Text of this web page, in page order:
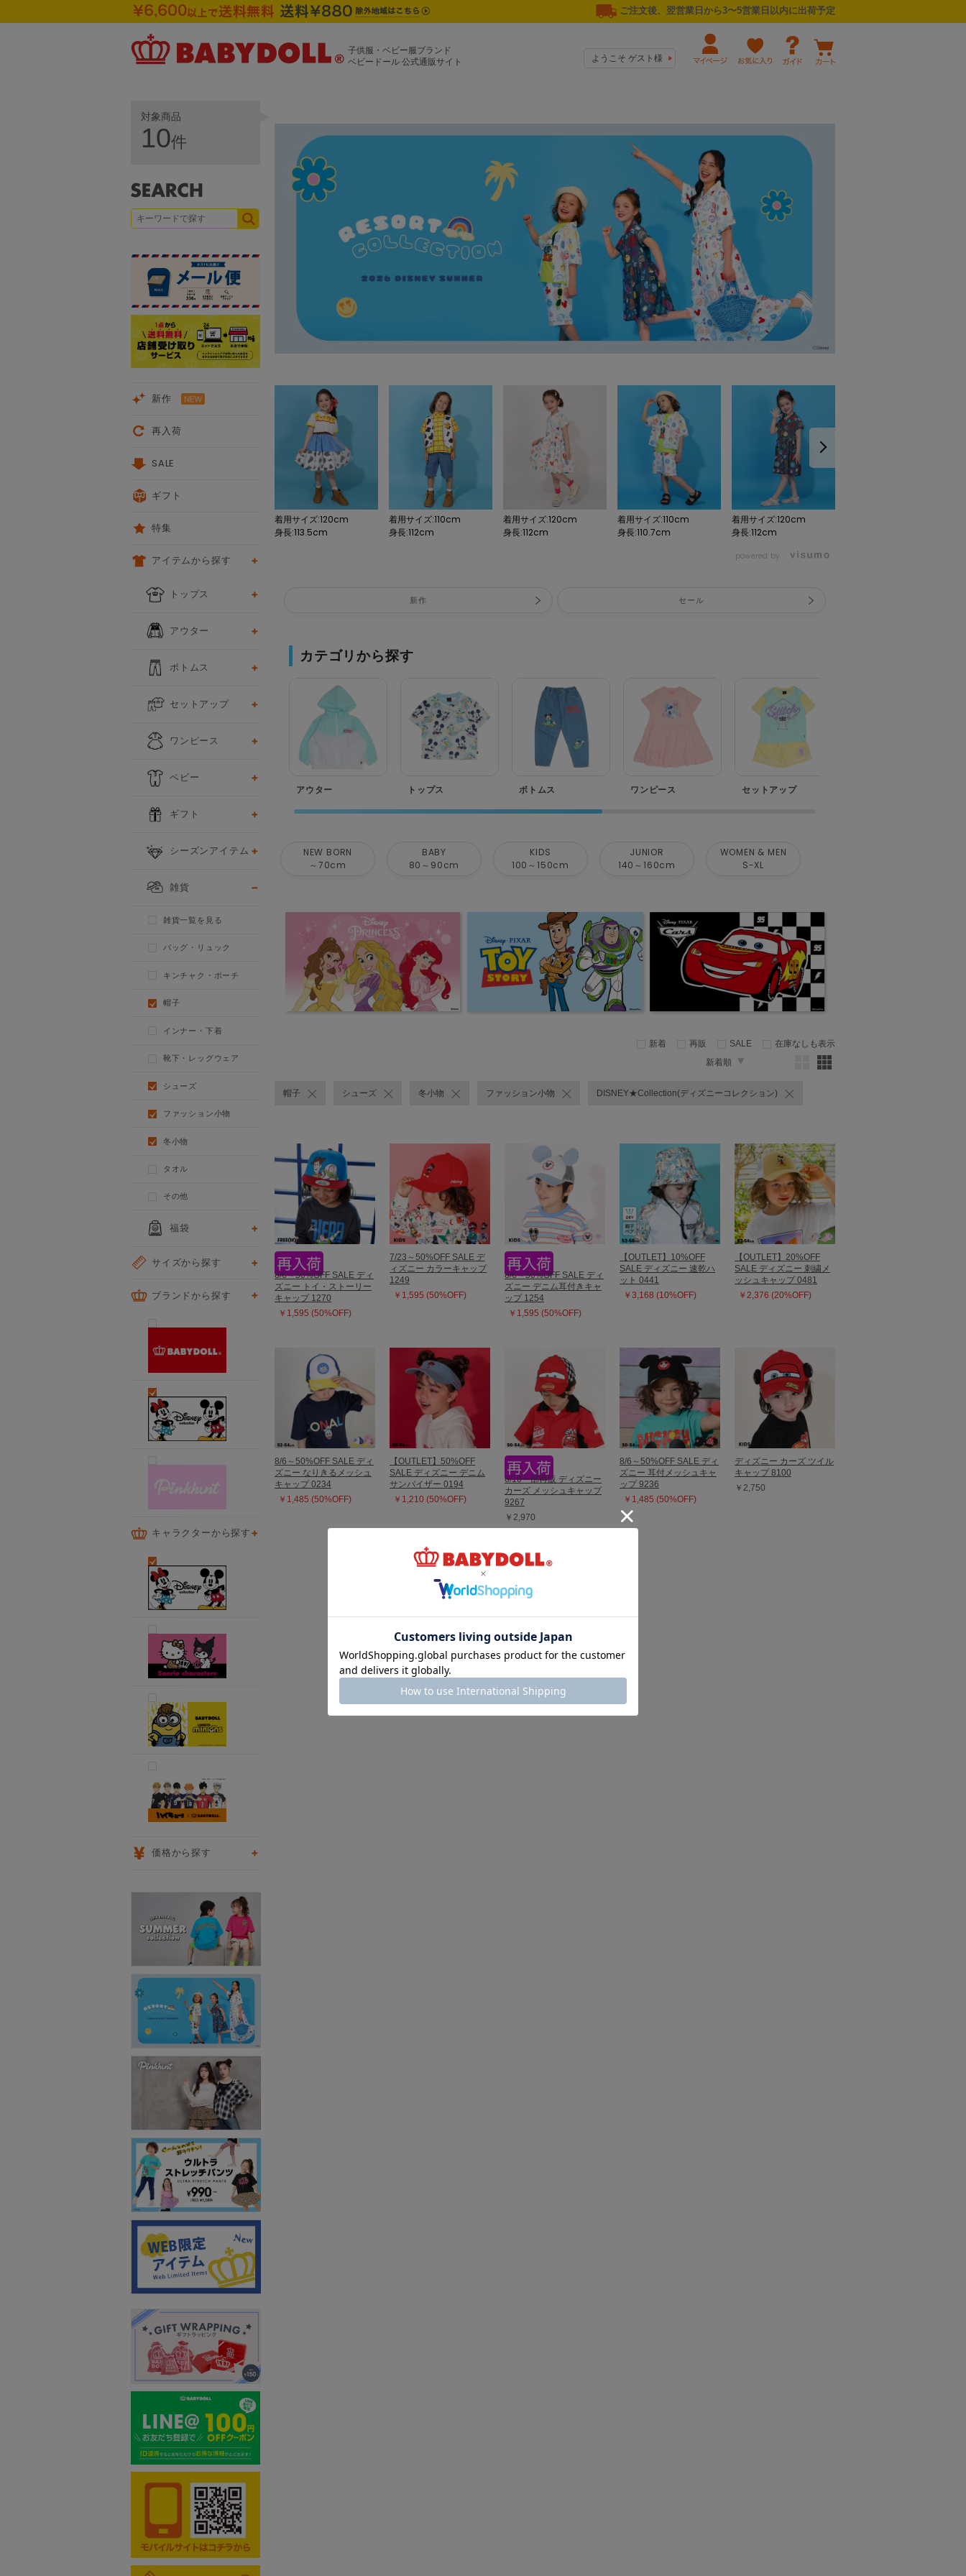
ご注文後、翌営業日から3〜5営業日以内に出荷予定
子供服・ベビー服ブランド
ベビードール 公式通販サイト
ようこそ ゲスト様
着用サイズ:120cm
身長:113.5cm
着用サイズ:110cm
身長:112cm
着用サイズ:120cm
身長:112cm
着用サイズ:110cm
身長:110.7cm
着用サイズ:120cm
身長:112cm
powered by
新作 セール
カテゴリから探す
アウター トップス ボトムス ワンピース セットアップ
NEW BORN
～70cm
BABY
80～90cm
KIDS
100～150cm
JUNIOR
140～160cm
WOMEN & MEN
S-XL
新着 再販 SALE
在庫なしも表示
新着順
帽子 シューズ 冬小物 ファッション小物 DISNEY★Collection(ディズニーコレクション)
8/6～50%OFF SALE ディ
ズニー トイ・ストーリー
キャップ 1270
￥1,595 (50%OFF)
7/23～50%OFF SALE デ
ィズニー カラーキャップ
1249
￥1,595 (50%OFF)
8/6～50%OFF SALE ディ
ズニー デニム耳付きキャ
ップ 1254
￥1,595 (50%OFF)
【OUTLET】10%OFF
SALE ディズニー 速乾ハ
ット 0441
￥3,168 (10%OFF)
【OUTLET】20%OFF
SALE ディズニー 刺繍メ
ッシュキャップ 0481
￥2,376 (20%OFF)
8/6～50%OFF SALE ディ
ズニー なりきるメッシュ
キャップ 0234
￥1,485 (50%OFF)
【OUTLET】50%OFF
SALE ディズニー デニム
サンバイザー 0194
￥1,210 (50%OFF)
6/10一部再販 ディズニー
カーズ メッシュキャップ
9267
￥2,970
8/6～50%OFF SALE ディ
ズニー 耳付メッシュキャ
ップ 9236
￥1,485 (50%OFF)
ディズニー カーズ ツイル
キャップ 8100
￥2,750
対象商品
10件
新作
再入荷
SALE
ギフト
特集
アイテムから探す
トップス
アウター
ボトムス
セットアップ
ワンピース
ベビー
ギフト
シーズンアイテム
雑貨
雑貨一覧を見る
バッグ・リュック
キンチャク・ポーチ
帽子
インナー・下着
靴下・レッグウェア
シューズ
ファッション小物
冬小物
タオル
その他
福袋
サイズから探す
ブランドから探す
キャラクターから探す
価格から探す